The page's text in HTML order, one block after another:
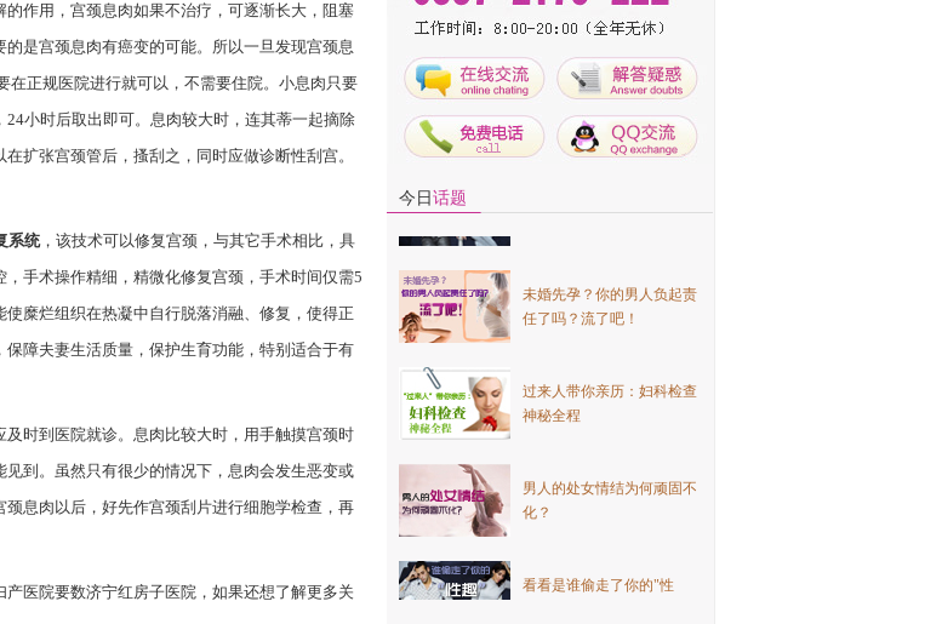
作用，宫颈息肉如果不治疗，可逐渐长大，阻塞
是宫颈息肉有癌变的可能。所以一旦发现宫颈息
在正规医院进行就可以，不需要住院。小息肉只要
小时后取出即可。息肉较大时，连其蒂一起摘除
扩张宫颈管后，搔刮之，同时应做诊断性刮宫。
系统，该技术可以修复宫颈，与其它手术相比，具
手术操作精细，精微化修复宫颈，手术时间仅需5
糜烂组织在热凝中自行脱落消融、修复，使得正
障夫妻生活质量，保护生育功能，特别适合于有
时到医院就诊。息肉比较大时，用手触摸宫颈时
到。虽然只有很少的情况下，息肉会发生恶变或
息肉以后，好先作宫颈刮片进行细胞学检查，再
医院要数济宁红房子医院，如果还想了解更多关
今日 话题
男人的处女情结为何顽固不
任了吗？流了吧！
神秘全程
化？
趣"和"性福"？
毕业于济宁医学院，从事肛